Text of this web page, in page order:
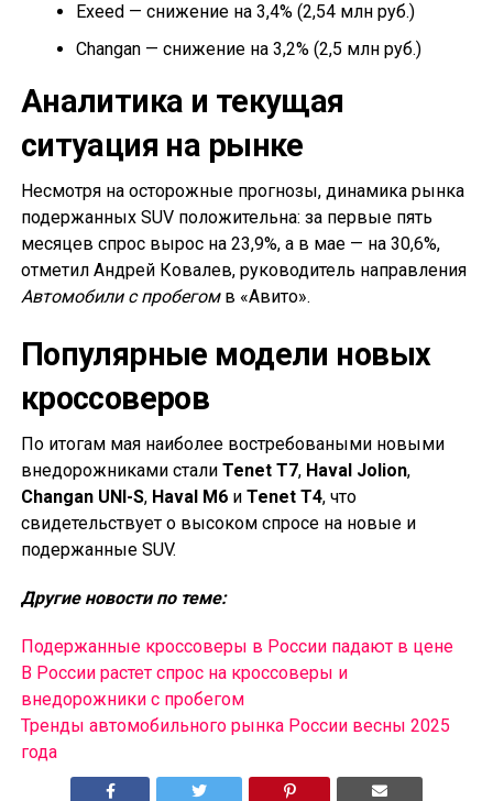
Exeed — снижение на 3,4% (2,54 млн руб.)
Changan — снижение на 3,2% (2,5 млн руб.)
Аналитика и текущая
ситуация на рынке
Несмотря на осторожные прогнозы, динамика рынка
подержанных SUV положительна: за первые пять
месяцев спрос вырос на 23,9%, а в мае — на 30,6%,
отметил Андрей Ковалев, руководитель направления
Автомобили с пробегомв «Авито».
Популярные модели новых
кроссоверов
По итогам мая наиболее востребоваными новыми
внедорожниками стали Tenet T7, Haval Jolion,
Changan UNI-S, Haval M6и Tenet T4, что
свидетельствует о высоком спросе на новые и
подержанные SUV.
Другие новости по теме:
Подержанные кроссоверы в России падают в цене
В России растет спрос на кроссоверы и
внедорожники с пробегом
Тренды автомобильного рынка России весны 2025
года